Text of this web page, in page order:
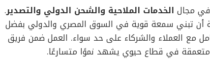
مجال الخدمات الملاحية والشحن الدولي والتصدير.
أن تبني سمعة قوية في السوق المصري والدولي بفضل
مع العملاء والشركاء على حد سواء. العمل ضمن فريق
متعمقة في قطاع حيوي يشهد نموًا متسارعًا.